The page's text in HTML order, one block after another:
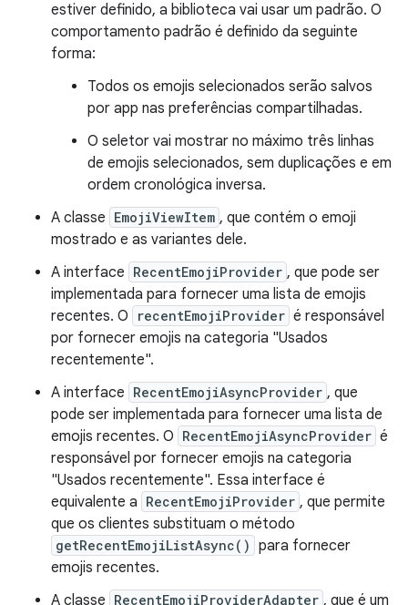
estiver definido, a biblioteca vai usar um padrão. O
comportamento padrão é definido da seguinte
forma:
Todos os emojis selecionados serão salvos
por app nas preferências compartilhadas.
O seletor vai mostrar no máximo três linhas
de emojis selecionados, sem duplicações e em
ordem cronológica inversa.
A classe EmojiViewItem , que contém o emoji
mostrado e as variantes dele.
A interface RecentEmojiProvider , que pode ser
implementada para fornecer uma lista de emojis
recentes. O
recentEmojiProvider é responsável
por fornecer emojis na categoria "Usados
recentemente".
A interface RecentEmojiAsyncProvider , que
pode ser implementada para fornecer uma lista de
emojis recentes. O RecentEmojiAsyncProvider é
responsável por fornecer emojis na categoria
"Usados recentemente". Essa interface é
equivalente a RecentEmojiProvider , que permite
que os clientes substituam o método
getRecentEmojiListAsync() para fornecer
emojis recentes.
A classe RecentEmojiProviderAdapter , que é um